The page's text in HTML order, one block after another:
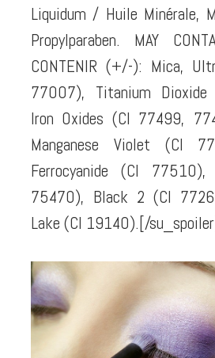
Liquidum / Huile Minérale,
Propylparaben. MAY
CONTENIR (+/-): Mica,
77007), Titanium
Iron Oxides (CI 77499,
Manganese Violet (CI
Ferrocyanide (CI 77510),
75470), Black 2 (CI
Lake (CI 19140).[/